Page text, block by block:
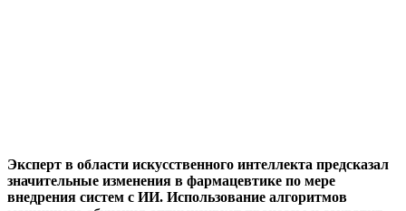
Эксперт в области искусственного интеллекта предсказал
значительные изменения в фармацевтике по мере
внедрения систем с ИИ. Использование алгоритмов